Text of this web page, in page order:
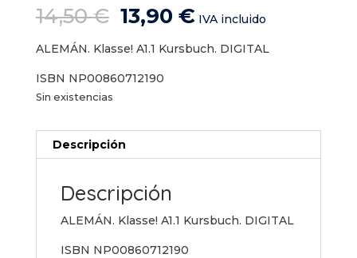
14,50€ El
precio
original
era:
14,50 €.
13,90 €El
actual
IVA incluido
ALEMÁN. Klasse! A1.1 Kursbuch. DIGITAL
ISBN NP00860712190
Sin existencias
Descripción
Descripción
ALEMÁN. Klasse! A1.1 Kursbuch. DIGITAL
ISBN NP00860712190